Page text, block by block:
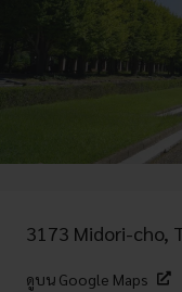
3173 Midori-cho,
ดูบน Google Maps